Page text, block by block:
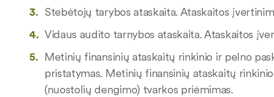
Stebėtojų tarybos ataskaita. Ataskaitos
Vidaus audito tarnybos ataskaita. Ataskaitos
Metinių finansinių ataskaitų rinkinio ir pelno
pristatymas. Metinių finansinių ataskaitų
(nuostolių dengimo) tvarkos priėmimas.